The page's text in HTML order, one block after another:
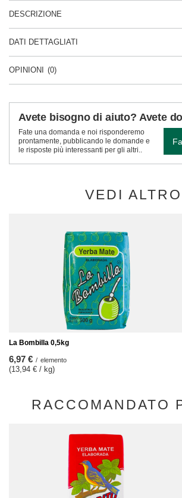
DESCRIZIONE
DATI DETTAGLIATI
OPINIONI (0)
Avete bisogno di aiuto? Avete
Fate una domanda e noi risponderemo
prontamente, pubblicando le domande e
le risposte più interessanti per gli altri..
VEDI ALTRO
La Bombilla 0,5kg
6,97 € / elemento
(13,94 € / kg)
RACCOMANDATO